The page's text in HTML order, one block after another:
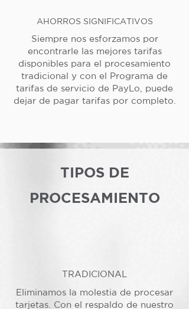
AHORROS SIGNIFICATIVOS
Siempre nos esforzamos por
encontrarle las mejores tarifas
disponibles para el procesamiento
tradicional y con el Programa de
tarifas de servicio de PayLo, puede
dejar de pagar tarifas por completo.
TIPOS DE
PROCESAMIENTO
TRADICIONAL
Eliminamos la molestia de procesar
tarjetas. Con el respaldo de nuestro